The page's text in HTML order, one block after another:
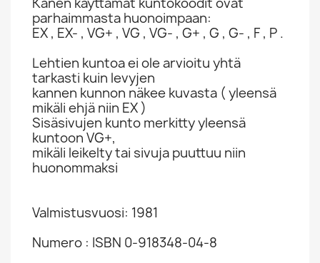
parhaimmasta huonoimpaan:
EX , EX- , VG+ , VG , VG- , G+ , G , G- , F , P .
Lehtien kuntoa ei ole arvioitu yhtä
tarkasti kuin levyjen
kannen kunnon näkee kuvasta ( yleensä
mikäli ehjä niin EX )
Sisäsivujen kunto merkitty yleensä
kuntoon VG+,
mikäli leikelty tai sivuja puuttuu niin
huonommaksi
Valmistusvuosi: 1981
Numero : ISBN 0-918348-04-8